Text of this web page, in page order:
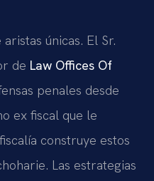
únicas. El Sr.
de Law Offices Of
penales desde
ex fiscal que le
construye estos
Las estrategias